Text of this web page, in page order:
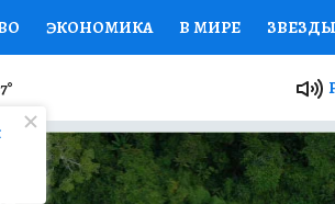
ЭКОНОМИКА В МИРЕ ЗВЕЗДЫ
НАЦИОНАЛЬНЫЕ ПРОЕКТЫ
СЕМЬЯ ЖЕНСКИЕ СЕКРЕТЫ
СПЕЦПРОЕКТЫ ДЕФИЦИТ ЖЕЛЕЗА
°